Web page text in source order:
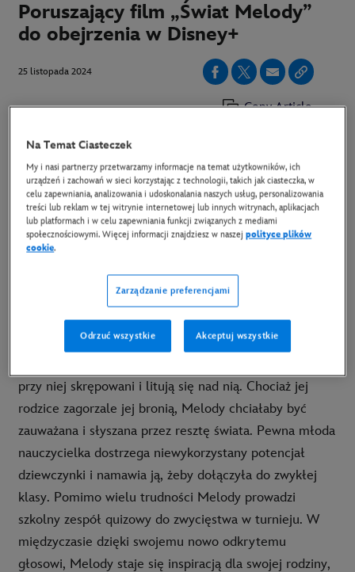
Poruszający film „Świat Melody”
do obejrzenia w Disney+
25 listopada 2024
Copy Article
„Świat Melody” oparty jest na podstawie
bestsellerowej powieści autorstwa Sharon M.
Draper. Premiera filmu odbyła się na początku
tego roku podczas Festiwalu Filmowego w
Sundance, a teraz „Świat Melody” można zobaczyć
Melody Brooks to bystra i dowcipna szóstoklasistka z
porażeniem mózgowym. Porusza się na wózku
przy niej skrępowani i litują się nad nią. Chociaż jej
rodzice zagorzale jej bronią, Melody chciałaby być
zauważana i słyszana przez resztę świata. Pewna młoda
nauczycielka dostrzega niewykorzystany potencjał
dziewczynki i namawia ją, żeby dołączyła do zwykłej
klasy. Pomimo wielu trudności Melody prowadzi
szkolny zespół quizowy do zwycięstwa w turnieju. W
międzyczasie dzięki swojemu nowo odkrytemu
głosowi, Melody staje się inspiracją dla swojej rodziny,
Na Temat Ciasteczek
My i nasi partnerzy przetwarzamy informacje na temat użytkowników, ich
urządzeń i zachowań w sieci korzystając z technologii, takich jak ciasteczka, w
celu zapewniania, analizowania i udoskonalania naszych usług, personalizowania
treści lub reklam w tej witrynie internetowej lub innych witrynach, aplikacjach
lub platformach i w celu zapewniania funkcji związanych z mediami
społecznościowymi. Więcej informacji znajdziesz w naszejpolityce plików
cookie.
Zarządzanie preferencjami
Odrzuć wszystkie Akceptuj wszystkie